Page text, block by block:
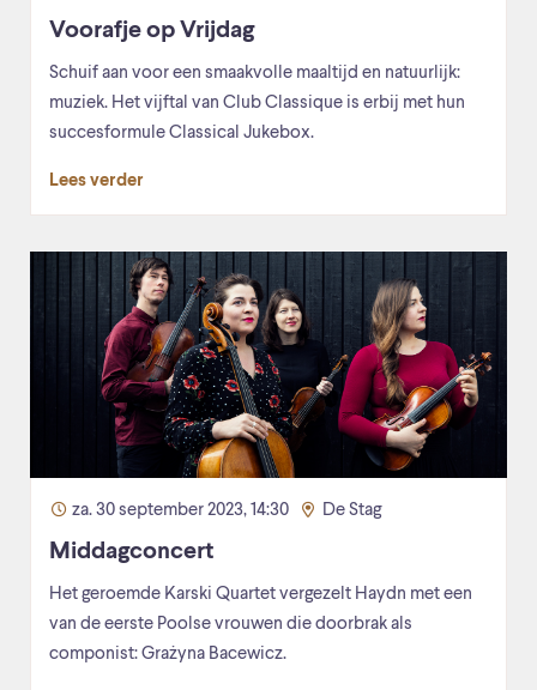
Voorafje op Vrijdag
Schuif aan voor een smaakvolle maaltijd en natuurlijk:
muziek. Het vijftal van Club Classique is erbij met hun
succesformule Classical Jukebox.
Lees verder
za. 30 september 2023, 14:30 De Stag
Middagconcert
Het geroemde Karski Quartet vergezelt Haydn met een
van de eerste Poolse vrouwen die doorbrak als
componist: Grażyna Bacewicz.